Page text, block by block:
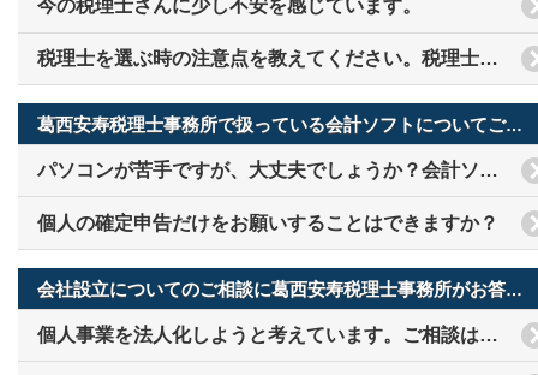
今の税理士さんに少し不安を感じています。
税理士を選ぶ時の注意点を教えてください。税理士をお探しの方へお答え
葛西安寿税理士事務所で扱っている会計ソフトについてご案内をいたします
パソコンが苦手ですが、大丈夫でしょうか？会計ソフトについての質問
個人の確定申告だけをお願いすることはできますか？
会社設立についてのご相談に葛西安寿税理士事務所がお答えしました
個人事業を法人化しようと考えています。ご相談は可能ですか？